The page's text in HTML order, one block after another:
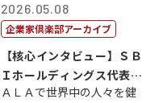
2026.05.08
企業家倶楽部アーカイブ
【核心インタビュー】ＳＢ
Ｉホールディングス代表取
締役執行役員...
ＡＬＡで世界中の人々を健